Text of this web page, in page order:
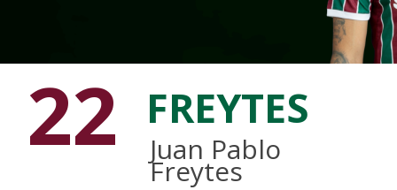
22 FREYTES
Juan Pablo
Freytes